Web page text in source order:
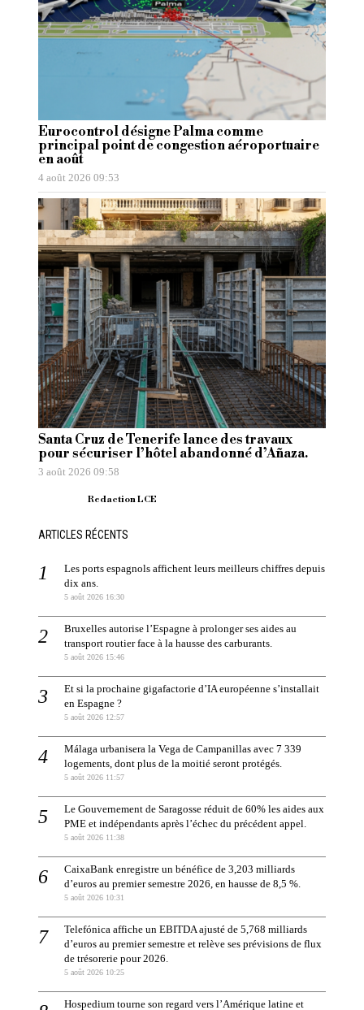
Eurocontrol désigne Palma comme
principal point de congestion aéroportuaire
en août
4 août 2026 09:53
Santa Cruz de Tenerife lance des travaux
pour sécuriser l’hôtel abandonné d’Añaza.
3 août 2026 09:58
Redaction LCE
ARTICLES RÉCENTS
Les ports espagnols affichent leurs meilleurs chiffres depuis
dix ans.
5 août 2026 16:30
Bruxelles autorise l’Espagne à prolonger ses aides au
transport routier face à la hausse des carburants.
5 août 2026 15:46
Et si la prochaine gigafactorie d’IA européenne s’installait
en Espagne ?
5 août 2026 12:57
Málaga urbanisera la Vega de Campanillas avec 7 339
logements, dont plus de la moitié seront protégés.
5 août 2026 11:57
Le Gouvernement de Saragosse réduit de 60% les aides aux
PME et indépendants après l’échec du précédent appel.
5 août 2026 11:38
CaixaBank enregistre un bénéfice de 3,203 milliards
d’euros au premier semestre 2026, en hausse de 8,5 %.
5 août 2026 10:31
Telefónica affiche un EBITDA ajusté de 5,768 milliards
d’euros au premier semestre et relève ses prévisions de flux
de trésorerie pour 2026.
5 août 2026 10:25
Hospedium tourne son regard vers l’Amérique latine et